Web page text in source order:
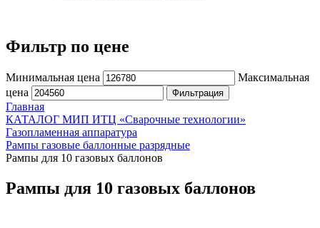
Фильтр по цене
Минимальная цена
Максимальная
цена
Фильтрация
Главная
КАТАЛОГ МИП ИТЦ «Сварочные технологии»
Газопламенная аппаратура
Рампы газовые баллонные разрядные
Рампы для 10 газовых баллонов
Рампы для 10 газовых баллонов